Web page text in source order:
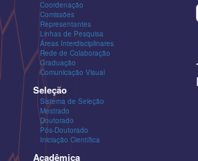
Coordenação
Comissões
Representantes
Linhas de Pesquisa
Áreas Interdisciplinares
Rede de Colaboração
Graduação
Comunicação Visual
Seleção
Sistema de Seleção
Mestrado
Doutorado
Pós-Doutorado
Iniciação Científica
Acadêmica